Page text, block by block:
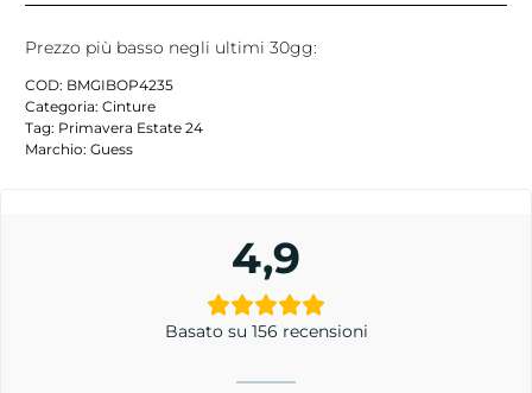
Prezzo più basso negli ultimi 30gg:
COD: BMGIBOP4235
Categoria: Cinture
Tag: Primavera Estate 24
Marchio: Guess
4,9
Basato su 156 recensioni